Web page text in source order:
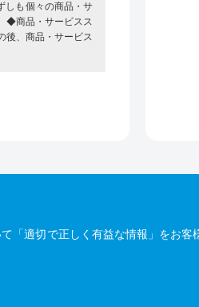
しも個々の商品・サ
◆商品・サービスス
後、商品・サービス
適切で正しく有益な情報」をお客